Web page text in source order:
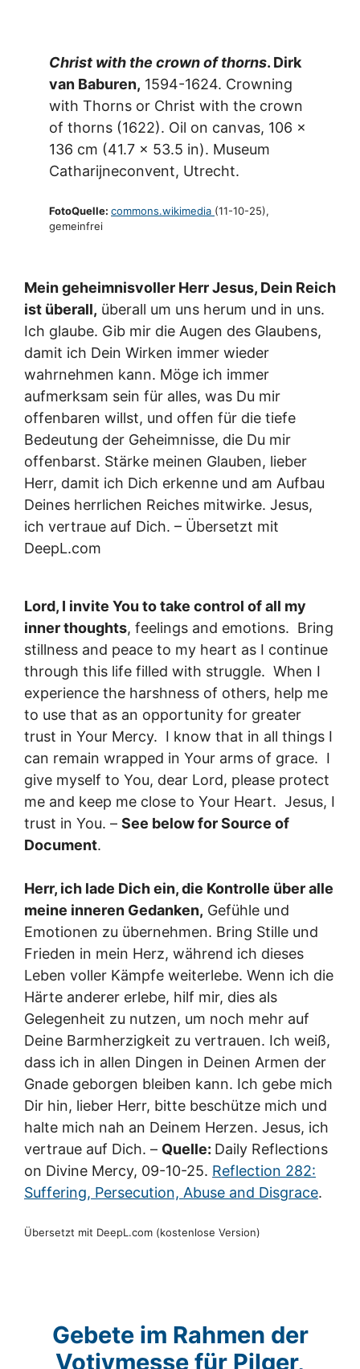
Christ with the crown of thorns. Dirk
van Baburen, 1594-1624. Crowning
with Thorns or Christ with the crown
of thorns (1622). Oil on canvas, 106 x
136 cm (41.7 x 53.5 in). Museum
Catharijneconvent, Utrecht.
FotoQuelle:commons.wikimedia (11-10-25),
gemeinfrei
Mein geheimnisvoller Herr Jesus, Dein Reich
ist überall, überall um uns herum und in uns.
Ich glaube. Gib mir die Augen des Glaubens,
damit ich Dein Wirken immer wieder
wahrnehmen kann. Möge ich immer
aufmerksam sein für alles, was Du mir
offenbaren willst, und offen für die tiefe
Bedeutung der Geheimnisse, die Du mir
offenbarst. Stärke meinen Glauben, lieber
Herr, damit ich Dich erkenne und am Aufbau
Deines herrlichen Reiches mitwirke. Jesus,
ich vertraue auf Dich. – Übersetzt mit
DeepL.com
Lord, I invite You to take control of all my
inner thoughts, feelings and emotions. Bring
stillness and peace to my heart as I continue
through this life filled with struggle. When I
experience the harshness of others, help me
to use that as an opportunity for greater
trust in Your Mercy. I know that in all things I
can remain wrapped in Your arms of grace. I
give myself to You, dear Lord, please protect
me and keep me close to Your Heart. Jesus, I
trust in You. – See below for Source of
Document.
Herr, ich lade Dich ein, die Kontrolle über alle
meine inneren Gedanken, Gefühle und
Emotionen zu übernehmen. Bring Stille und
Frieden in mein Herz, während ich dieses
Leben voller Kämpfe weiterlebe. Wenn ich die
Härte anderer erlebe, hilf mir, dies als
Gelegenheit zu nutzen, um noch mehr auf
Deine Barmherzigkeit zu vertrauen. Ich weiß,
dass ich in allen Dingen in Deinen Armen der
Gnade geborgen bleiben kann. Ich gebe mich
Dir hin, lieber Herr, bitte beschütze mich und
halte mich nah an Deinem Herzen. Jesus, ich
vertraue auf Dich. – Quelle: Daily Reflections
on Divine Mercy, 09-10-25. Reflection 282:
Suffering, Persecution, Abuse and Disgrace.
Übersetzt mit DeepL.com (kostenlose Version)
Gebete im Rahmen der
Votivmesse für Pilger,